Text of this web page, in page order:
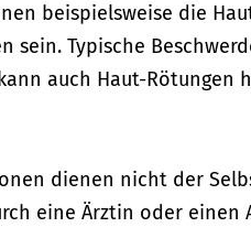
beispielsweise die
sein. Typische
auch Haut-Rötungen
dienen nicht der
eine Ärztin oder einen